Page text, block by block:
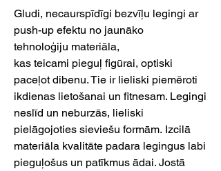
Gludi, necaurspīdīgi bezvīļu legingi ar
push-up efektu no jaunāko
tehnoloģiju materiāla,
kas teicami pieguļ figūrai, optiski
paceļot dibenu. Tie ir lieliski piemēroti
ikdienas lietošanai un fitnesam. Legingi
neslīd un neburzās, lieliski
pielāgojoties sieviešu formām. Izcilā
materiāla kvalitāte padara legingus labi
pieguļošus un patīkmus ādai. Jostā